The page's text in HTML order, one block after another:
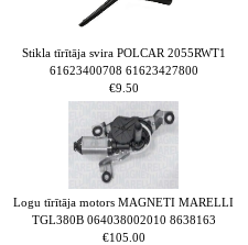
Stikla tīrītāja svira POLCAR 2055RWT1
61623400708 61623427800
€9.50
Logu tīrītāja motors MAGNETI MARELLI
TGL380B 064038002010 8638163
€105.00